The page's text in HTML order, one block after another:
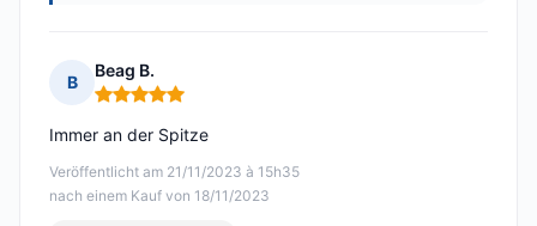
B
Beag B.
Hinweis: 5 von 5
Veröffentlicht am 21/11/2023 à 15h35
nach einem Kauf von 18/11/2023
Immer an der Spitze